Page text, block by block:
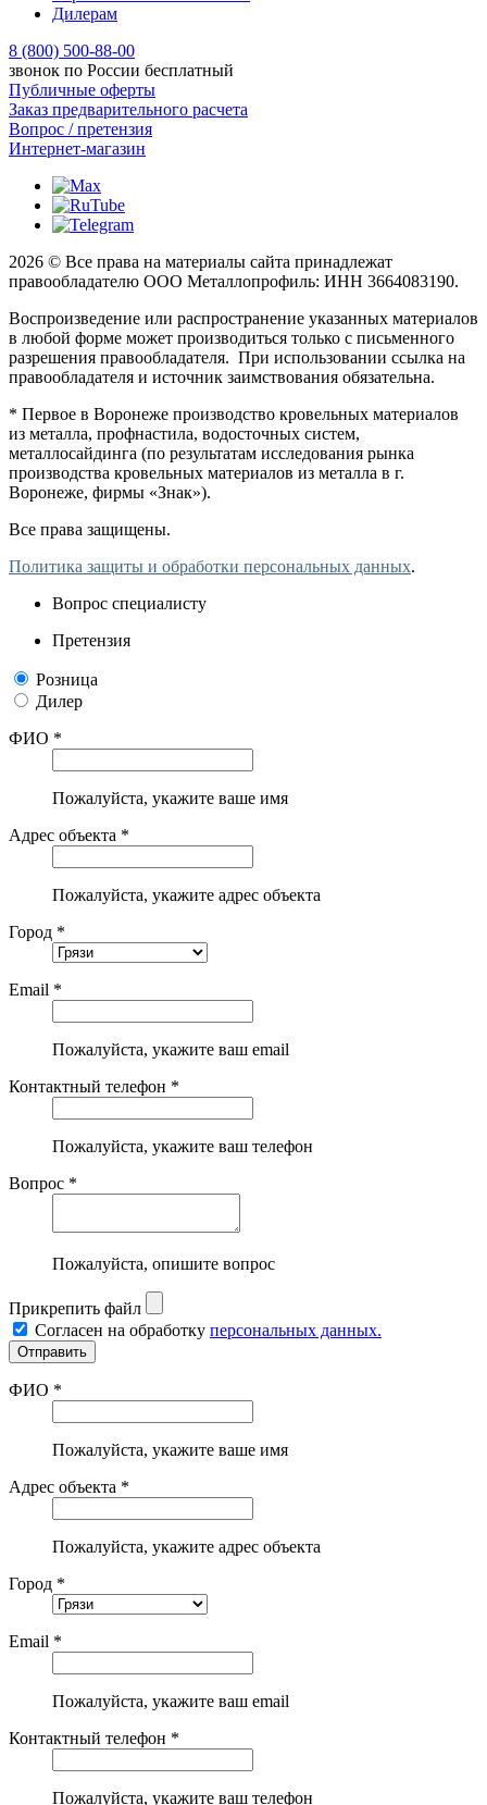
Дилерам
8 (800) 500-88-00
звонок по России бесплатный
Публичные оферты
Заказ предварительного расчета
Вопрос / претензия
Интернет-магазин
2026 © Все права на материалы сайта принадлежат
правообладателю ООО Металлопрофиль: ИНН 3664083190.
Воспроизведение или распространение указанных материалов
в любой форме может производиться только с письменного
разрешения правообладателя. При использовании ссылка на
правообладателя и источник заимствования обязательна.
* Первое в Воронеже производство кровельных материалов
из металла, профнастила, водосточных систем,
металлосайдинга (по результатам исследования рынка
производства кровельных материалов из металла в г.
Воронеже, фирмы «Знак»).
Все права защищены.
Политика защиты и обработки персональных данных.
Вопрос специалисту
Претензия
Розница
Дилер
ФИО *
Пожалуйста, укажите ваше имя
Адрес объекта *
Пожалуйста, укажите адрес объекта
Город *
Email *
Пожалуйста, укажите ваш email
Контактный телефон *
Пожалуйста, укажите ваш телефон
Вопрос *
Пожалуйста, опишите вопрос
Прикрепить файл
Согласен на обработку персональных данных.
ФИО *
Пожалуйста, укажите ваше имя
Адрес объекта *
Пожалуйста, укажите адрес объекта
Город *
Email *
Пожалуйста, укажите ваш email
Контактный телефон *
Пожалуйста, укажите ваш телефон